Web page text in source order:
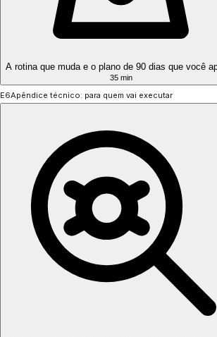
A rotina que muda e o plano de 90 dias que você
35 min
E6Apêndice técnico: para quem vai executar